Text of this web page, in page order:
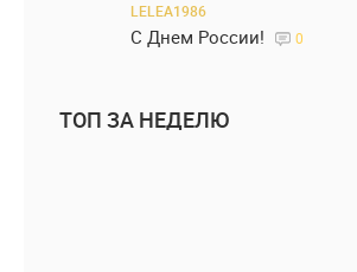
LELEA1986
С Днем России! 0
ТОП ЗА НЕДЕЛЮ